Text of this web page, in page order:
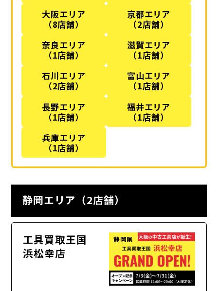
大阪エリア
（8店舗）
京都エリア
（2店舗）
奈良エリア
（1店舗）
滋賀エリア
（1店舗）
石川エリア
（2店舗）
富山エリア
（1店舗）
長野エリア
（1店舗）
福井エリア
（1店舗）
兵庫エリア
（1店舗）
静岡エリア（2店舗）
工具買取王国
浜松幸店
静岡県